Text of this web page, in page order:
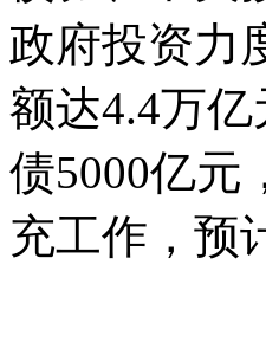
政府投资力
额达4.4万
债5000亿元
充工作，预